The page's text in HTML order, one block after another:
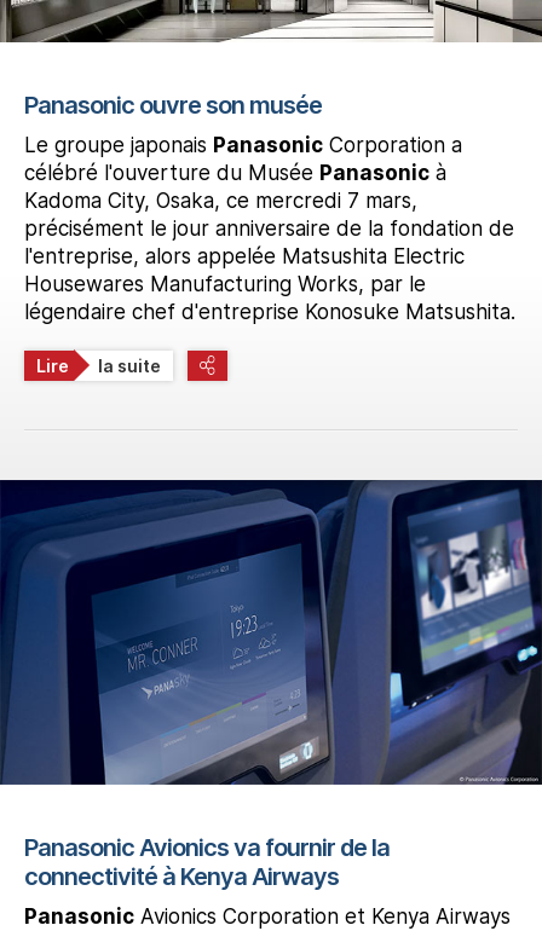
Panasonic ouvre son musée
Le groupe japonais Panasonic Corporation a
célébré l'ouverture du Musée Panasonic à
Kadoma City, Osaka, ce mercredi 7 mars,
précisément le jour anniversaire de la fondation de
l'entreprise, alors appelée Matsushita Electric
Housewares Manufacturing Works, par le
légendaire chef d'entreprise Konosuke Matsushita.
Lire la suite
Panasonic Avionics va fournir de la
connectivité à Kenya Airways
Panasonic Avionics Corporation et Kenya Airways